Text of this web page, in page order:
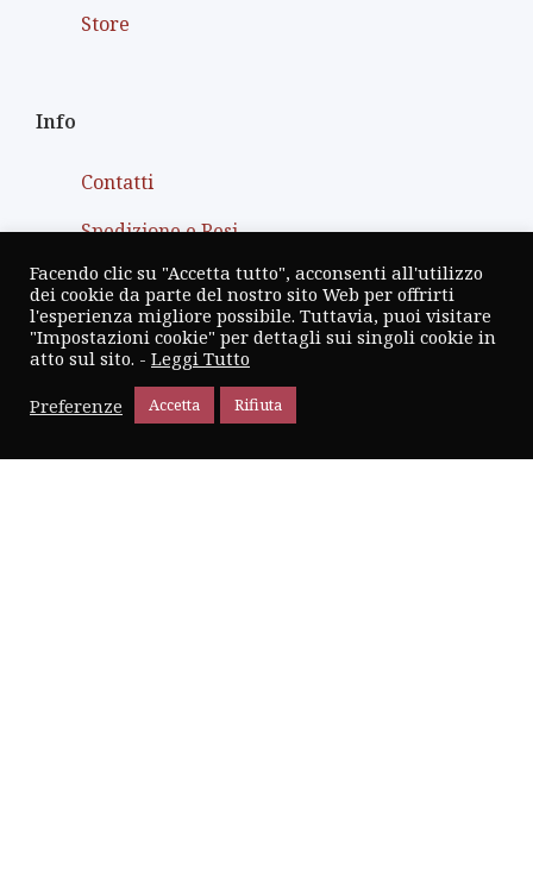
Store
Info
Contatti
Spedizione e Resi
Termini e condizioni
Privacy Policy
Cookie Policy
Facendo clic su "Accetta tutto", acconsenti all'utilizzo
dei cookie da parte del nostro sito Web per offrirti
l'esperienza migliore possibile. Tuttavia, puoi visitare
"Impostazioni cookie" per dettagli sui singoli cookie in
atto sul sito. - Leggi Tutto
Preferenze
Accetta Rifiuta